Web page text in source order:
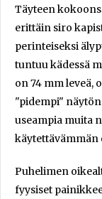
Täyteen
erittäin siro
perinteiseksi
tuntuu kädessä
on 74 mm leveä,
"pidempi"
useampia muita
käytettävämmän
Puhelimen
fyysiset